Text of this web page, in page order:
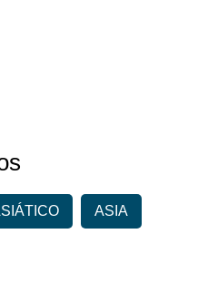
ASIA